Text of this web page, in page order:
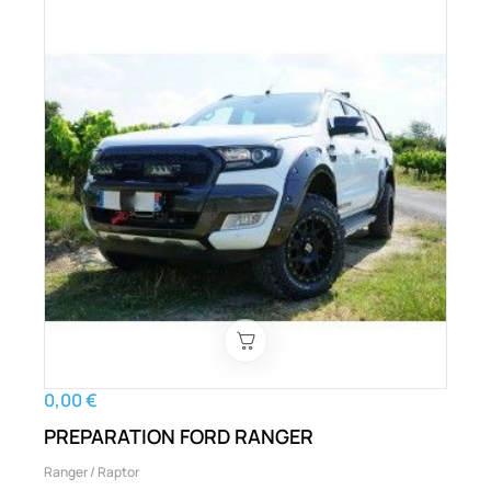
0,00 €
PREPARATION FORD RANGER
Ranger / Raptor